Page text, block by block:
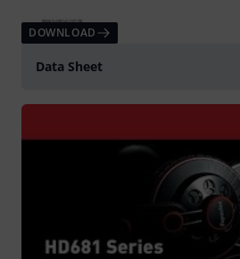
DOWNLOAD
Data Sheet